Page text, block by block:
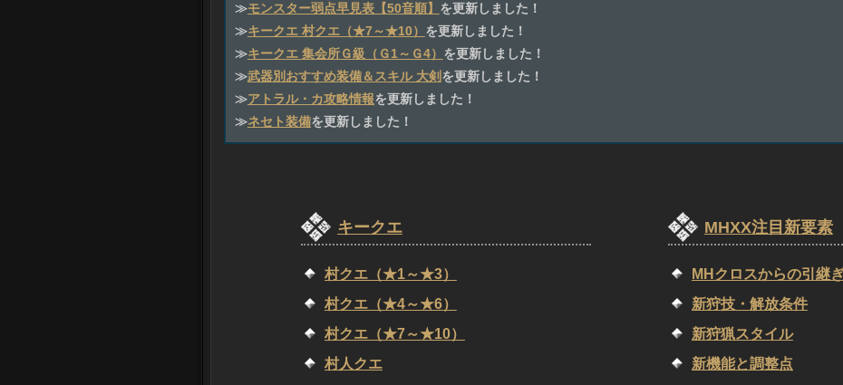
≫モンスター弱点早見表【50音順】 を更新しました！
≫キークエ 村クエ（★7～★10） を更新しました！
≫キークエ 集会所Ｇ級（Ｇ1～Ｇ4） を更新しました！
≫武器別おすすめ装備＆スキル 大剣 を更新しました！
≫アトラル・カ攻略情報を更新しました！
≫ネセト装備を更新しました！
キークエ
村クエ（★1～★3）
村クエ（★4～★6）
村クエ（★7～★10）
村人クエ
MHXX注目新要素
MHクロスからの引継
新狩技・解放条件
新狩猟スタイル
新機能と調整点